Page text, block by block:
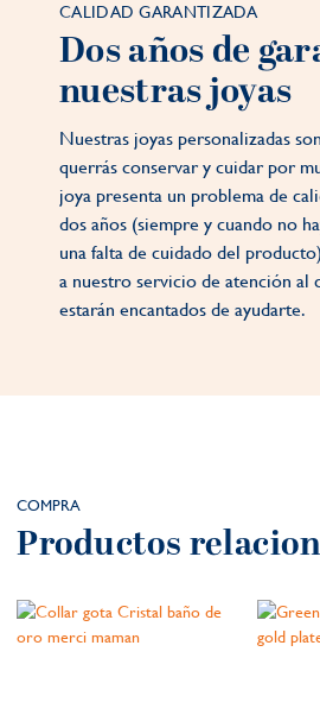
CALIDAD GARANTIZADA
Dos años de
nuestras joyas
Nuestras joyas personalizadas
querrás conservar y cuidar por
joya presenta un problema de
dos años (siempre y cuando no
una falta de cuidado del
a nuestro servicio de atención al
estarán encantados de ayudarte.
COMPRA
Productos